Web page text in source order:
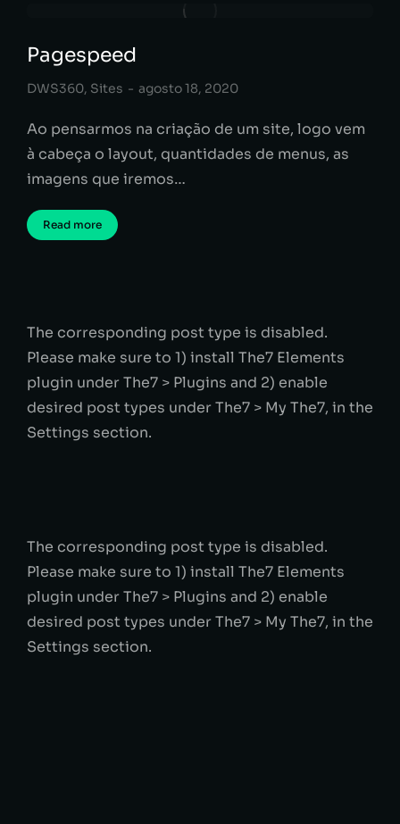
Pagespeed
DWS360, Sites agosto 18, 2020
Ao pensarmos na criação de um site, logo vem
à cabeça o layout, quantidades de menus, as
imagens que iremos…
Read more
The corresponding post type is disabled.
Please make sure to 1) install The7 Elements
plugin under The7 > Plugins and 2) enable
desired post types under The7 > My The7, in the
Settings section.
The corresponding post type is disabled.
Please make sure to 1) install The7 Elements
plugin under The7 > Plugins and 2) enable
desired post types under The7 > My The7, in the
Settings section.